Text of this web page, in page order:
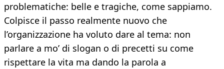
problematiche: belle e tragiche, come sappiamo.
Colpisce il passo realmente nuovo che
l’organizzazione ha voluto dare al tema: non
parlare a mo’ di slogan o di precetti su come
rispettare la vita ma dando la parola a